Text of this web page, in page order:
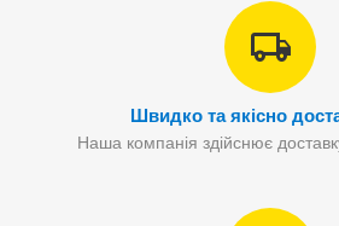
Швидко та якісно
Наша компанія здійснює